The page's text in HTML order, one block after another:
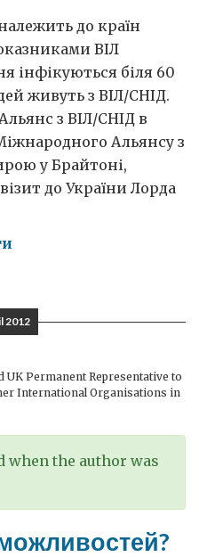
до країн
ВІЛ
інфікуються біля 60
живуть з ВІЛ/CНІД.
з ВІЛ/CНІД в
Альянсу з
у Брайтоні,
до України Лорда
2012
UK Permanent Representative to
International Organisations in
when the author was